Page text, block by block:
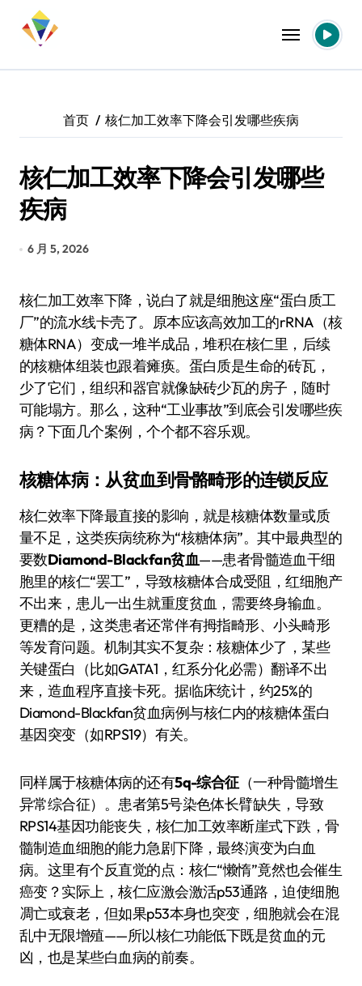
首页 核仁加工效率下降会引发哪些疾病
核仁加工效率下降会引发哪些
疾病
6 月 5, 2026
核仁加工效率下降，说白了就是细胞这座“蛋白质工
厂”的流水线卡壳了。原本应该高效加工的rRNA（核
糖体RNA）变成一堆半成品，堆积在核仁里，后续
的核糖体组装也跟着瘫痪。蛋白质是生命的砖瓦，
少了它们，组织和器官就像缺砖少瓦的房子，随时
可能塌方。那么，这种“工业事故”到底会引发哪些疾
病？下面几个案例，个个都不容乐观。
核糖体病：从贫血到骨骼畸形的连锁反应
核仁效率下降最直接的影响，就是核糖体数量或质
量不足，这类疾病统称为“核糖体病”。其中最典型的
要数Diamond-Blackfan贫血——患者骨髓造血干细
胞里的核仁“罢工”，导致核糖体合成受阻，红细胞产
不出来，患儿一出生就重度贫血，需要终身输血。
更糟的是，这类患者还常伴有拇指畸形、小头畸形
等发育问题。机制其实不复杂：核糖体少了，某些
关键蛋白（比如GATA1，红系分化必需）翻译不出
来，造血程序直接卡死。据临床统计，约25%的
Diamond-Blackfan贫血病例与核仁内的核糖体蛋白
基因突变（如RPS19）有关。
同样属于核糖体病的还有5q-综合征（一种骨髓增生
异常综合征）。患者第5号染色体长臂缺失，导致
RPS14基因功能丧失，核仁加工效率断崖式下跌，骨
髓制造血细胞的能力急剧下降，最终演变为白血
病。这里有个反直觉的点：核仁“懒惰”竟然也会催生
癌变？实际上，核仁应激会激活p53通路，迫使细胞
凋亡或衰老，但如果p53本身也突变，细胞就会在混
乱中无限增殖——所以核仁功能低下既是贫血的元
凶，也是某些白血病的前奏。